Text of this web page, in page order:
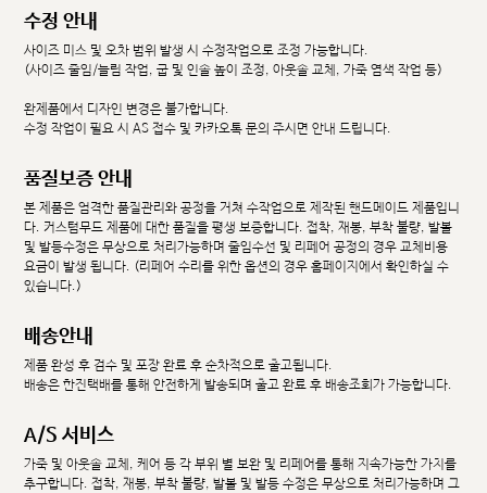
수정 안내
사이즈 미스 및 오차 범위 발생 시 수정작업으로 조정 가능합니다.
(사이즈 줄임/늘림 작업, 굽 및 인솔 높이 조정, 아웃솔 교체, 가죽 염색 작업 등)
완제품에서 디자인 변경은 불가합니다.
수정 작업이 필요 시 AS 접수 및 카카오톡 문의 주시면 안내 드립니다.
품질보증 안내
본 제품은 엄격한 품질관리와 공정을 거쳐 수작업으로 제작된 핸드메이드 제품입니
다. 커스텀무드 제품에 대한 품질을 평생 보증합니다. 접착, 재봉, 부착 불량, 발볼
및 발등수정은 무상으로 처리가능하며 줄임수선 및 리페어 공정의 경우 교체비용
요금이 발생 됩니다. (리페어 수리를 위한 옵션의 경우 홈페이지에서 확인하실 수
있습니다.)
배송안내
제품 완성 후 검수 및 포장 완료 후 순차적으로 출고됩니다.
배송은 한진택배를 통해 안전하게 발송되며 출고 완료 후 배송조회가 가능합니다.
A/S 서비스
가죽 및 아웃솔 교체, 케어 등 각 부위 별 보완 및 리페어를 통해 지속가능한 가치를
추구합니다. 접착, 재봉, 부착 불량, 발볼 및 발등 수정은 무상으로 처리가능하며 그